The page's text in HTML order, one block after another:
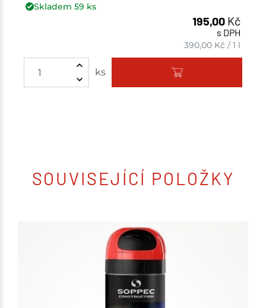
Skladem 59 ks
195,00 Kč
s DPH
390,00 Kč /1 l
ks
SOUVISEJÍCÍ POLOŽKY